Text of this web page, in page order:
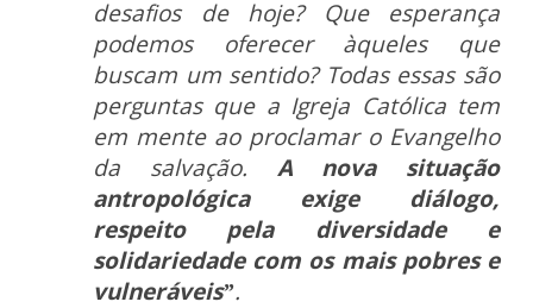
desafios de hoje? Que esperança
podemos oferecer àqueles que
buscam um sentido? Todas essas são
perguntas que a Igreja Católica tem
em mente ao proclamar o Evangelho
da salvação. A nova situação
antropológica exige diálogo,
respeito pela diversidade e
solidariedade com os mais pobres e
vulneráveis”.